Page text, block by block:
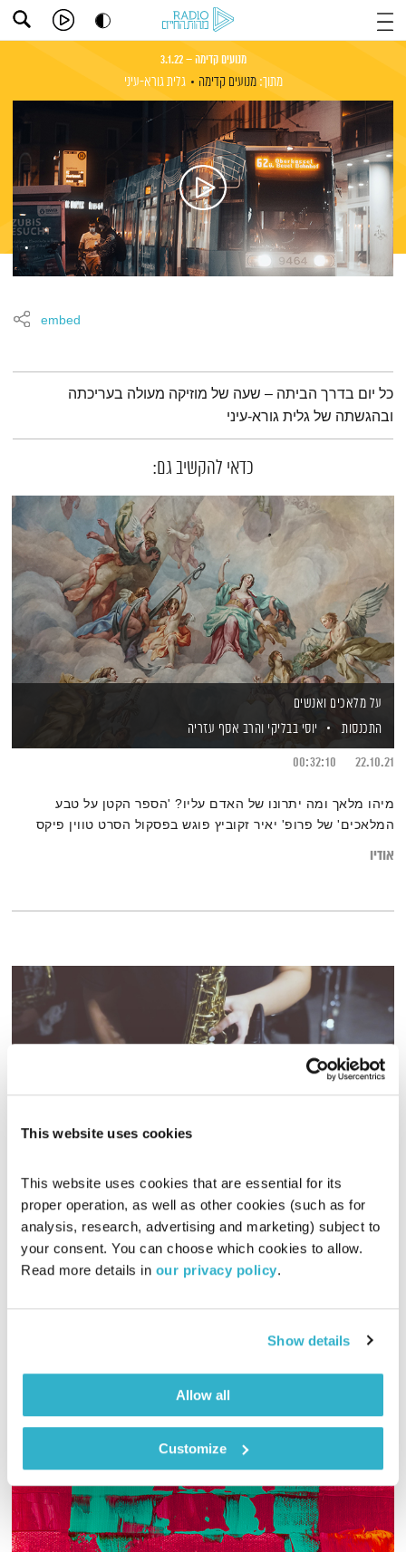
This website uses cookies
This website uses cookies that are essential for its
proper operation, as well as other cookies (such as for
analysis, research, advertising and marketing) subject to
your consent. You can choose which cookies to allow.
Read more details in our privacy policy.
Show details
Allow all
Customize
מנועים קדימה – 3.1.22
מתוך: מנועים קדימה גלית גורא-עיני
embed
תמצית הפודקאסט
כל יום בדרך הביתה – שעה של מוזיקה מעולה בעריכתה
ובהגשתה של גלית גורא-עיני
כדאי להקשיב גם:
על מלאכים ואנשים
התכנסות
יוסי בבליקי והרב אסף עזריה
22.10.21
00:32:10
מיהו מלאך ומה יתרונו של האדם עליו? 'הספר הקטן על טבע
המלאכים' של פרופ' יאיר זקוביץ פוגש בפסקול הסרט טווין פיקס
אודיו
השעה המיוחדת
אסי זיגדון
17.05.15
00:43:29
אוהבים ג'אז? האזינו לתכנית מיוחדת עם שדרן הרדיו הוותיק יעקב